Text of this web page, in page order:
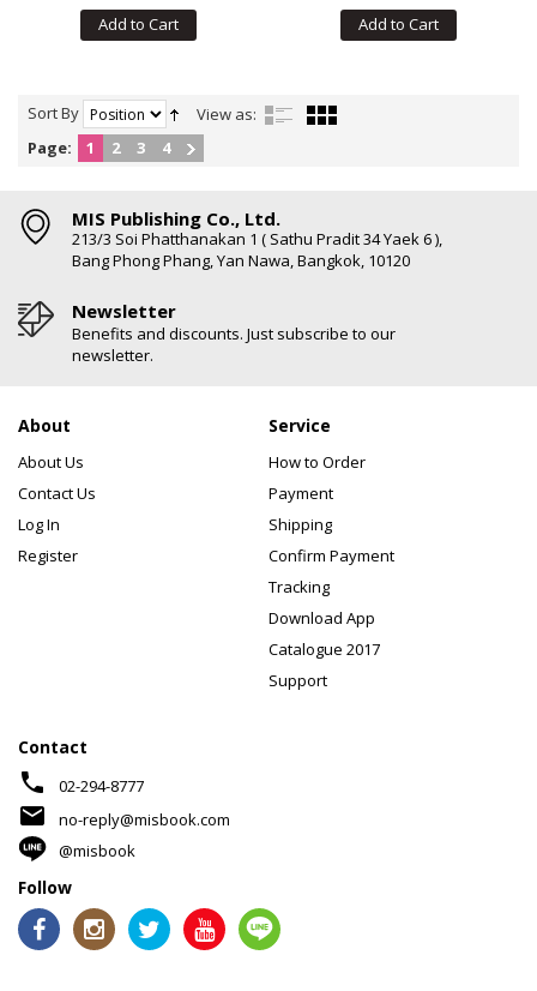
Add to Cart Add to Cart
Sort By
View as:
Page:
1 2 3 4
MIS Publishing Co., Ltd.
213/3 Soi Phatthanakan 1 ( Sathu Pradit 34 Yaek 6 ),
Bang Phong Phang, Yan Nawa, Bangkok, 10120
Newsletter
Benefits and discounts. Just subscribe to our
newsletter.
About
About Us
Contact Us
Log In
Register
Service
How to Order
Payment
Shipping
Confirm Payment
Tracking
Download App
Catalogue 2017
Support
Contact
phone 02-294-8777
mail
no-reply@misbook.com
@misbook
Follow